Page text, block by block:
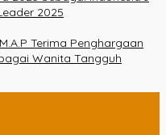
2025
Terima Penghargaan
Wanita Tangguh